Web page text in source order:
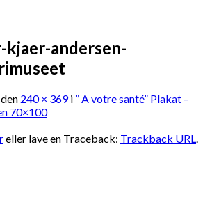
andersen-
den 240 × 369i ” A votre santé” Plakat –
70×100
eller lave en Traceback: Trackback URL.